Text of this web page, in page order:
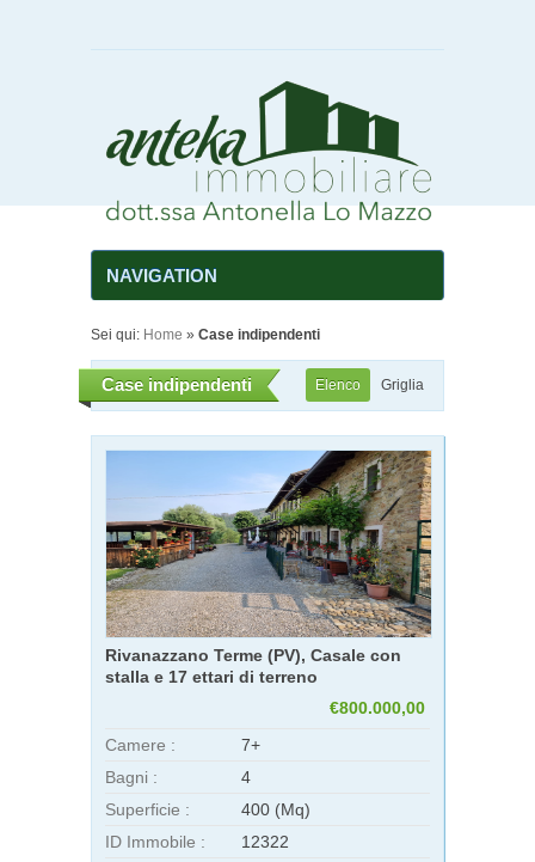
NAVIGATION
Sei qui: Home » Case indipendenti
Case indipendenti Elenco Griglia
Rivanazzano Terme (PV), Casale con
stalla e 17 ettari di terreno
€800.000,00
Camere :
7+
Bagni :
4
Superficie :
400 (Mq)
ID Immobile :
12322